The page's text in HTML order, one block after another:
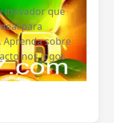
inovador que
para
sobre
nos jogos